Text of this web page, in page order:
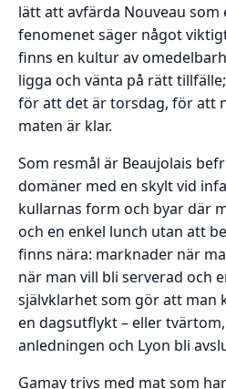
lätt att avfärda Nouveau
fenomenet säger något
finns en kultur av
ligga och vänta på rätt
för att det är torsdag, för att
maten är klar.
Som resmål är Beaujolais
domäner med en skylt vid
kullarnas form och byar där
och en enkel lunch utan att
finns nära: marknader när
när man vill bli serverad och
självklarhet som gör att man
en dagsutflykt – eller
anledningen och Lyon bli
Gamay trivs med mat som